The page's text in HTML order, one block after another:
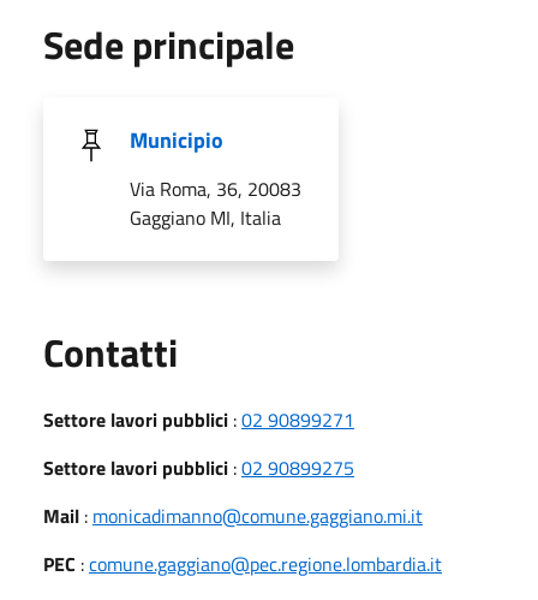
Sede principale
Municipio
Via Roma, 36, 20083
Gaggiano MI, Italia
Contatti
Settore lavori pubblici :02 90899271
Settore lavori pubblici :02 90899275
Mail : monicadimanno@comune.gaggiano.mi.it
PEC :comune.gaggiano@pec.regione.lombardia.it